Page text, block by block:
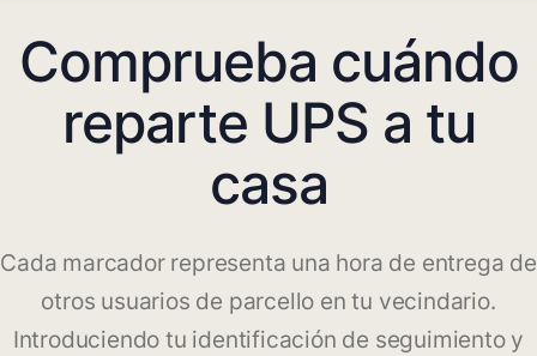
Comprueba cuándo
reparte UPS a tu
casa
Cada marcador representa una hora de entrega de
otros usuarios de parcello en tu vecindario.
Introduciendo tu identificación de seguimiento y